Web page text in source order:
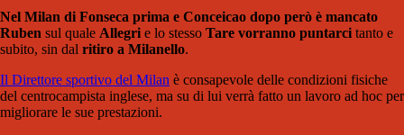
Nel Milan di Fonseca prima e Conceicao dopo però è mancato
Ruben sul quale Allegri e lo stesso Tare vorranno puntarci tanto e
subito, sin dal ritiro a Milanello.
Il Direttore sportivo del Milan è consapevole delle condizioni fisiche
del centrocampista inglese, ma su di lui verrà fatto un lavoro ad hoc per
migliorare le sue prestazioni.